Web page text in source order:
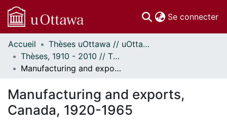
Se connecter
Communautés
et collections
Parcourir
À propos
Accueil
Thèses uOttawa // uOttawa Theses
Thèses, 1910 - 2010 // Theses, 1910 - 2010
Manufacturing and exports, Canada, 1920-1965
Manufacturing and exports,
Canada, 1920-1965